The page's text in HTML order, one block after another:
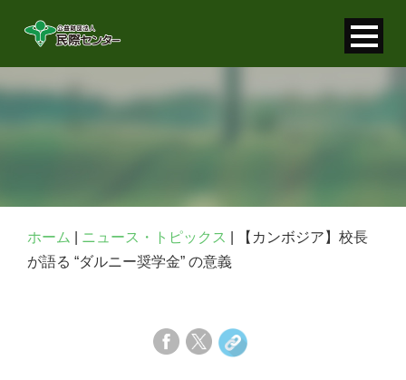
お問い合わせ
ホーム ニュース・トピックス
【カンボジア】校長
が語る “ダルニー奨学金” の意義